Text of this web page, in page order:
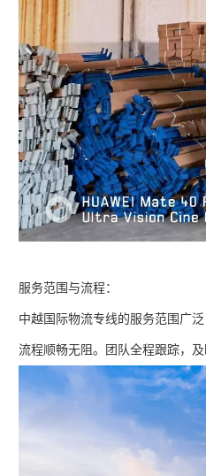
服务范围与流程：
中越国际物流专线的服务范围广
流程顺畅无阻。团队全程跟踪，